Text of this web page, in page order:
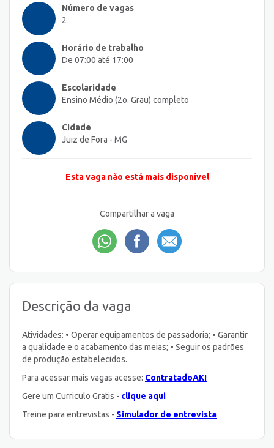
Número de vagas
2
Horário de trabalho
De 07:00 até 17:00
Escolaridade
Ensino Médio (2o. Grau) completo
Cidade
Juiz de Fora - MG
Esta vaga não está mais disponível
Compartilhar a vaga
Descrição da vaga
Atividades: • Operar equipamentos de passadoria; • Garantir
a qualidade e o acabamento das meias; • Seguir os padrões
de produção estabelecidos.
Para acessar mais vagas acesse: ContratadoAKI
Gere um Curriculo Gratis - clique aqui
Treine para entrevistas - Simulador de entrevista